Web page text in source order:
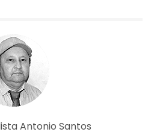
Antonio Santos